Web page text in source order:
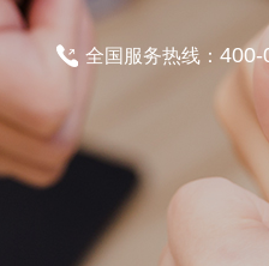
全国服务热线：400-